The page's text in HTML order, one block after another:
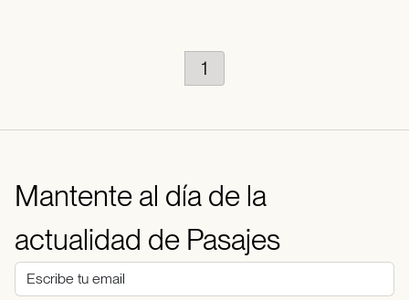
1
Mantente al día de la
actualidad de Pasajes